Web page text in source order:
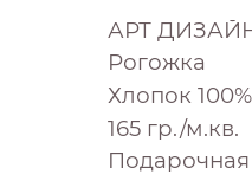
АРТ
Рогожка
Хлопок 100%
165 гр./м.кв.